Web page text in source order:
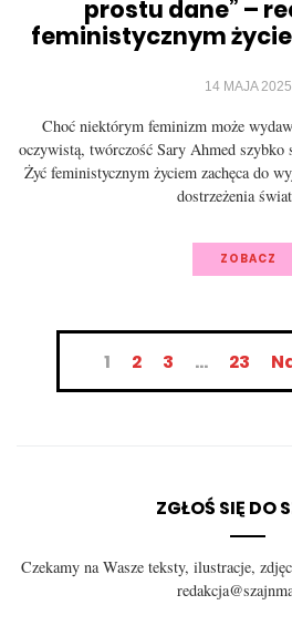
prostu dane” –
feministycznym
14 MAJA 2025
Choć niektórym feminizm może
oczywistą, twórczość Sary Ahmed szybko
Żyć feministycznym życiem zachęca do
dostrzeżenia
ZOBACZ
Nawigacja
wpisach
1 2 3 … 23
ZGŁOŚ SIĘ DO
Czekamy na Wasze teksty, ilustracje,